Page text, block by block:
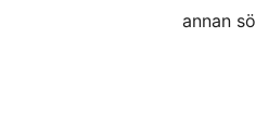
annan